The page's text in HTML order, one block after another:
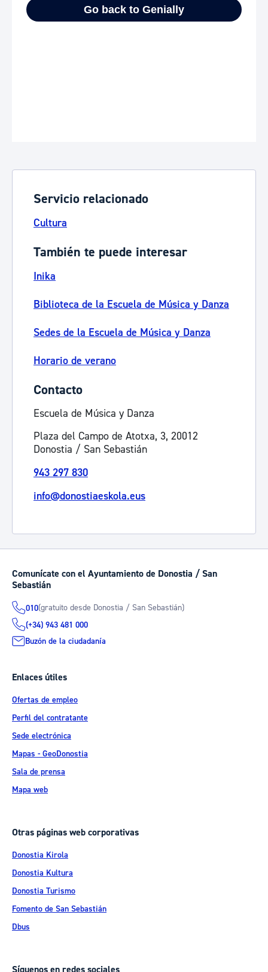
Servicio relacionado
Cultura
También te puede interesar
Inika
Biblioteca de la Escuela de Música y Danza
Sedes de la Escuela de Música y Danza
Horario de verano
Contacto
Escuela de Música y Danza
Plaza del Campo de Atotxa, 3, 20012
Donostia / San Sebastián
943 297 830
info@donostiaeskola.eus
Comunícate con el Ayuntamiento de Donostia / San
Sebastián
010(gratuito desde Donostia / San Sebastián)
(+34) 943 481 000
Buzón de la ciudadanía
Enlaces útiles
Ofertas de empleo
Perfil del contratante
Sede electrónica
Mapas - GeoDonostia
Sala de prensa
Mapa web
Otras páginas web corporativas
Donostia Kirola
Donostia Kultura
Donostia Turismo
Fomento de San Sebastián
Dbus
Síguenos en redes sociales